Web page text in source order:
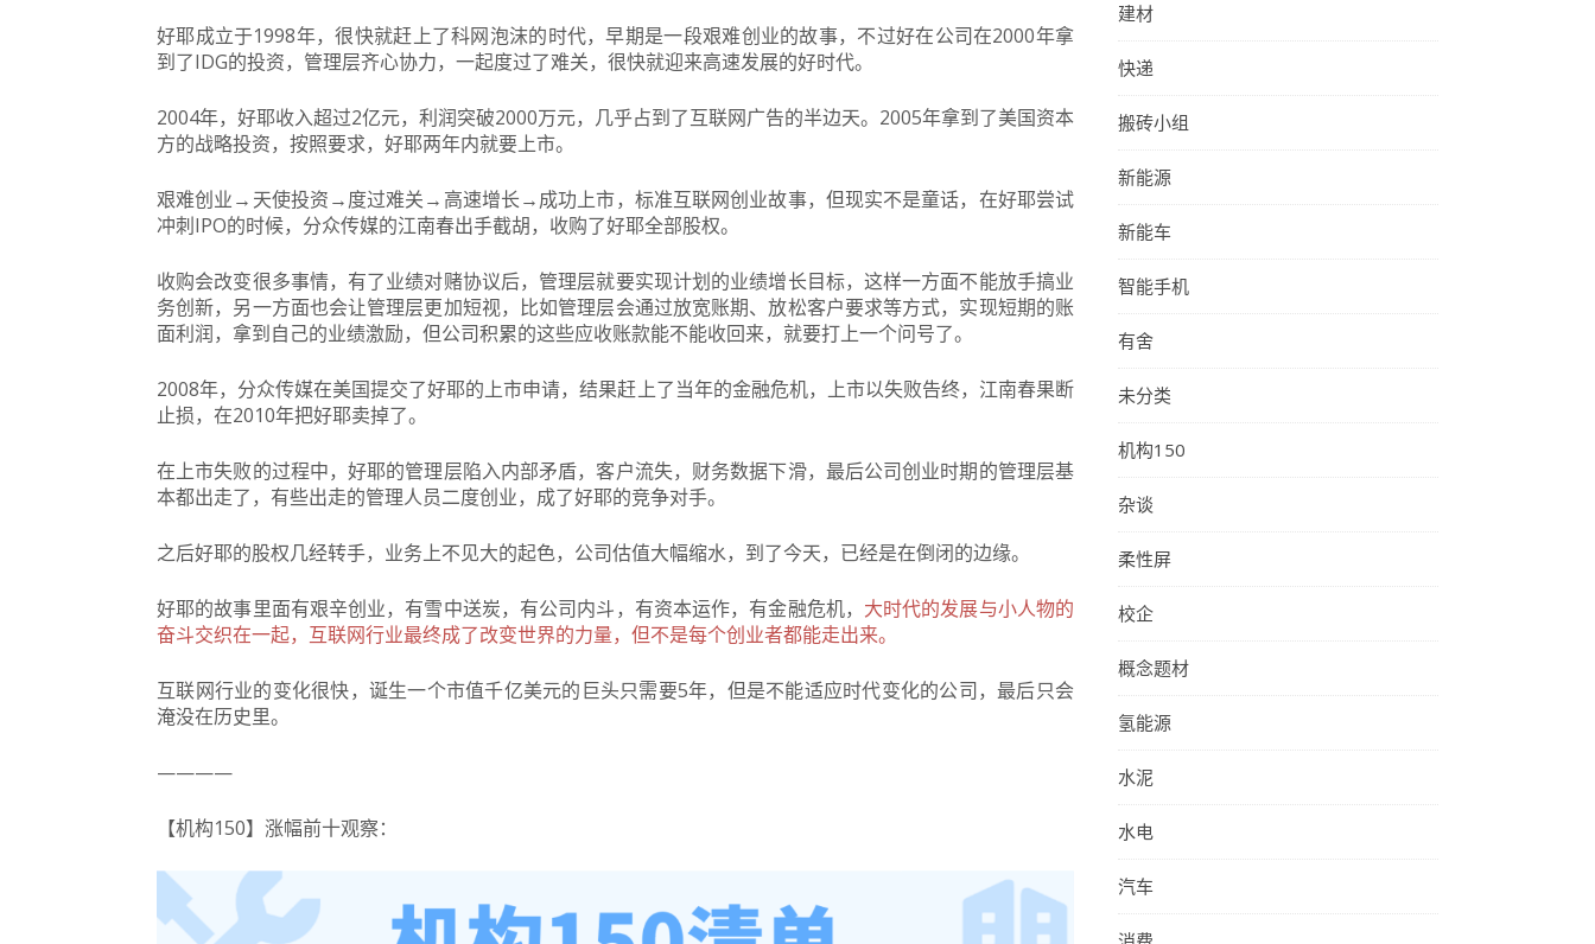
好耶成立于1998年，很快就赶上了科网泡沫的时代，早期是一段艰难创业的故事，不过好在公司在2000年拿
到了IDG的投资，管理层齐心协力，一起度过了难关，很快就迎来高速发展的好时代。
2004年，好耶收入超过2亿元，利润突破2000万元，几乎占到了互联网广告的半边天。2005年拿到了美国资本
方的战略投资，按照要求，好耶两年内就要上市。
艰难创业→天使投资→度过难关→高速增长→成功上市，标准互联网创业故事，但现实不是童话，在好耶尝试
冲刺IPO的时候，分众传媒的江南春出手截胡，收购了好耶全部股权。
收购会改变很多事情，有了业绩对赌协议后，管理层就要实现计划的业绩增长目标，这样一方面不能放手搞业
务创新，另一方面也会让管理层更加短视，比如管理层会通过放宽账期、放松客户要求等方式，实现短期的账
面利润，拿到自己的业绩激励，但公司积累的这些应收账款能不能收回来，就要打上一个问号了。
2008年，分众传媒在美国提交了好耶的上市申请，结果赶上了当年的金融危机，上市以失败告终，江南春果断
止损，在2010年把好耶卖掉了。
在上市失败的过程中，好耶的管理层陷入内部矛盾，客户流失，财务数据下滑，最后公司创业时期的管理层基
本都出走了，有些出走的管理人员二度创业，成了好耶的竞争对手。
之后好耶的股权几经转手，业务上不见大的起色，公司估值大幅缩水，到了今天，已经是在倒闭的边缘。
好耶的故事里面有艰辛创业，有雪中送炭，有公司内斗，有资本运作，有金融危机， 大时代的发展与小人物的
奋斗交织在一起，互联网行业最终成了改变世界的力量，但不是每个创业者都能走出来。
互联网行业的变化很快，诞生一个市值千亿美元的巨头只需要5年，但是不能适应时代变化的公司，最后只会
淹没在历史里。
————
【机构150】涨幅前十观察：
建材
快递
搬砖小组
新能源
新能车
智能手机
有舍
未分类
机构150
杂谈
柔性屏
校企
概念题材
氢能源
水泥
水电
汽车